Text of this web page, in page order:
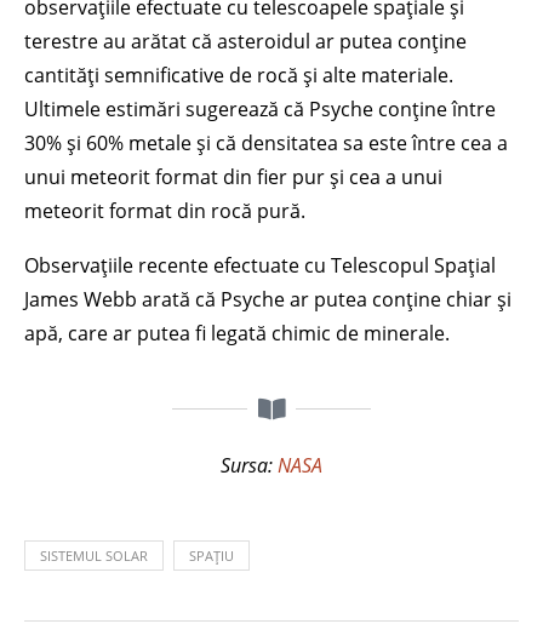
observațiile efectuate cu telescoapele spațiale și
terestre au arătat că asteroidul ar putea conține
cantități semnificative de rocă și alte materiale.
Ultimele estimări sugerează că Psyche conține între
30% și 60% metale și că densitatea sa este între cea a
unui meteorit format din fier pur și cea a unui
meteorit format din rocă pură.
Observațiile recente efectuate cu Telescopul Spațial
James Webb arată că Psyche ar putea conține chiar și
apă, care ar putea fi legată chimic de minerale.
Sursa:NASA
SISTEMUL SOLAR SPAȚIU